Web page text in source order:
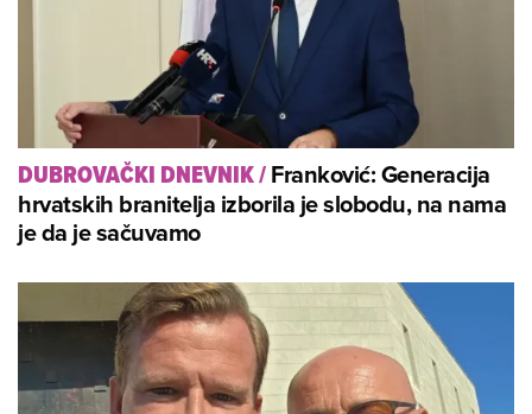
DUBROVAČKI DNEVNIK/Franković: Generacija
hrvatskih branitelja izborila je slobodu, na nama
je da je sačuvamo